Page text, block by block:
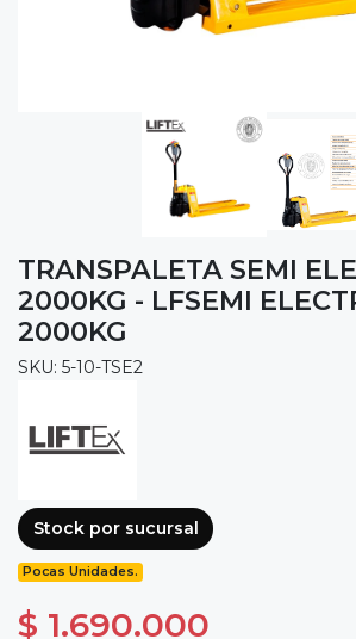
TRANSPALETA SEMI
2000KG - LFSEMI
2000KG
SKU: 5-10-TSE2
Stock por sucursal
Pocas Unidades.
$ 1.690.000